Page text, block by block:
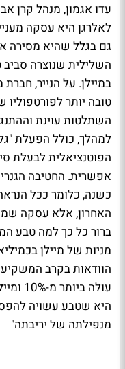
עדו אגמון, מנהל קרן
לאלרגן היא עסקה
גם בגלל שהיא מסירה
השלילית שנוצרה
במיילן. על הנייר,
טובה יותר
השתלטות עוינת
למהלך, כולל הפעלת
הפוטנציאלית לבעלת
אפשרית. החטיבה
כשנה, כלומר ככל
האחרון, אלא עסקה
ברור כל כך למה טבע
מניות של מיילן
הוודאות בקרב
עולה
היא שטבע עשויה
מנפילתה של יריבתה"